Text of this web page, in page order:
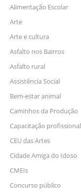
Alimentação Escolar
Arte
Arte e cultura
Asfalto nos Bairros
Asfalto rural
Assistência Social
Bem-estar animal
Caminhos da Produção
Capacitação profissional
CEU das Artes
Cidade Amiga do Idoso
CMEIs
Concurso público